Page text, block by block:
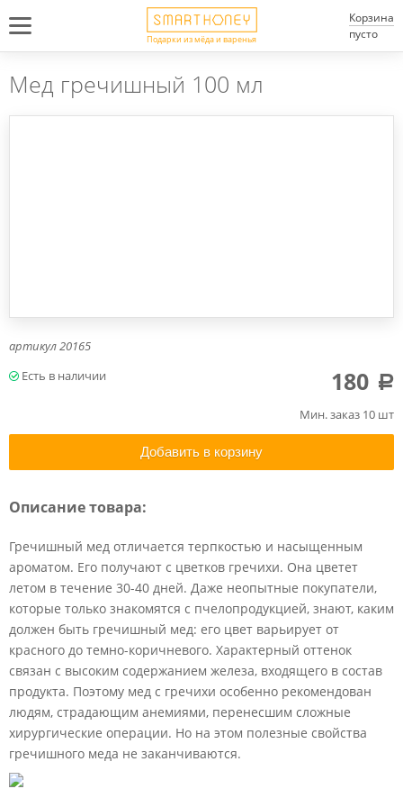
Подарки из мёда и варенья
Корзина
пусто
Мед гречишный 100 мл
артикул20165
Мин. заказ 10 шт
180 a
Добавить в корзину
Описание товара:
Гречишный мед отличается терпкостью и насыщенным
ароматом. Его получают с цветков гречихи. Она цветет
летом в течение 30-40 дней. Даже неопытные покупатели,
которые только знакомятся с пчелопродукцией, знают, каким
должен быть гречишный мед: его цвет варьирует от
красного до темно-коричневого. Характерный оттенок
связан с высоким содержанием железа, входящего в состав
продукта. Поэтому мед с гречихи особенно рекомендован
людям, страдающим анемиями, перенесшим сложные
хирургические операции. Но на этом полезные свойства
гречишного меда не заканчиваются.